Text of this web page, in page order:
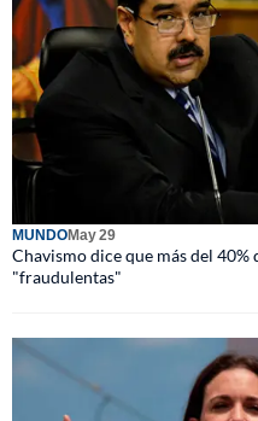
MUNDOMay 29
Chavismo dice que más del
"fraudulentas"